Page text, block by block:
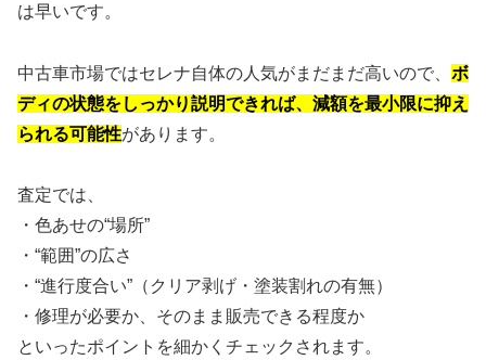
は早いです。
中古車市場ではセレナ自体の人気がまだまだ高いので、 ボ
ディの状態をしっかり説明できれば、減額を最小限に抑え
られる可能性があります。
査定では、
・色あせの“場所”
・“範囲”の広さ
・“進行度合い”（クリア剥げ・塗装割れの有無）
・修理が必要か、そのまま販売できる程度か
といったポイントを細かくチェックされます。